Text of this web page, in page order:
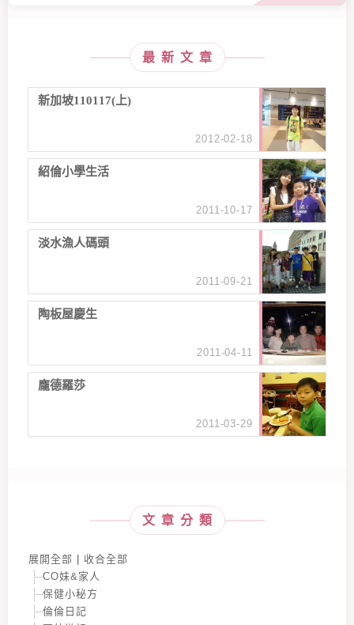
最新文章
新加坡110117(上)
2012-02-18
紹倫小學生活
2011-10-17
淡水漁人碼頭
2011-09-21
陶板屋慶生
2011-04-11
龐德羅莎
2011-03-29
文章分類
展開全部
收合全部
CO妹&家人
保健小秘方
倫倫日記